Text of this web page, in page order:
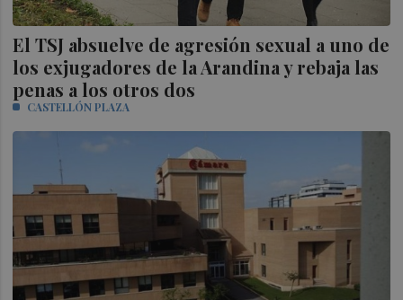
El TSJ absuelve de agresión sexual a uno de
los exjugadores de la Arandina y rebaja las
penas a los otros dos
CASTELLÓN PLAZA